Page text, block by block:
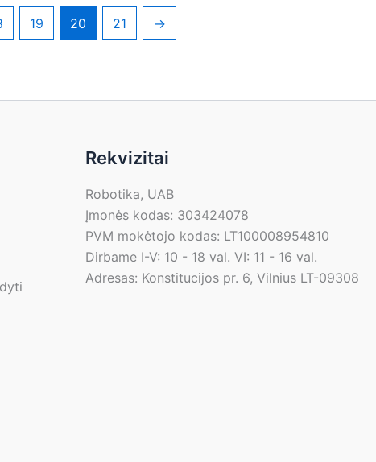
19 20 21 →
Rekvizitai
Robotika, UAB
Įmonės kodas: 303424078
PVM mokėtojo kodas: LT100008954810
Dirbame I-V: 10 - 18 val. VI: 11 - 16 val.
Adresas: Konstitucijos pr. 6, Vilnius LT-09308